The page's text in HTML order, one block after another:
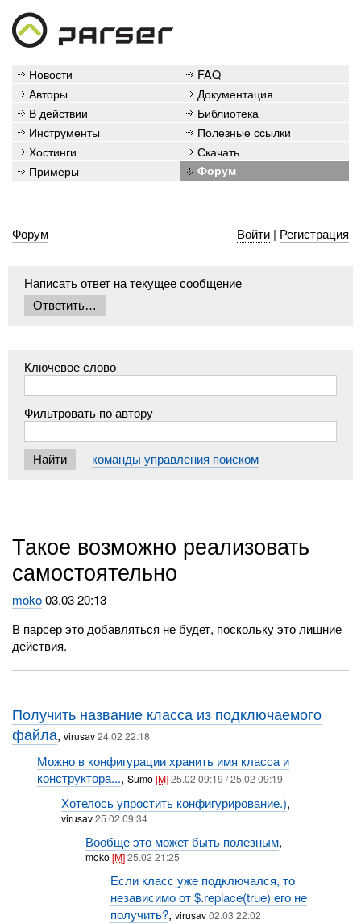
Новости
FAQ
Авторы
Документация
В действии
Библиотека
Инструменты
Полезные ссылки
Хостинги
Скачать
Примеры
Форум
Форум Войти| Регистрация
Написать ответ на текущее сообщение
Ключевое слово
Фильтровать по автору
команды управления поиском
Такое возможно реализовать
самостоятельно
moko03.03 20:13
В парсер это добавляться не будет, поскольку это лишние
действия.
Получить название класса из подключаемого
файла,virusav24.02 22:18
Можно в конфигурации хранить имя класса и
конструктора..., Sumo[M] 25.02 09:19 / 25.02 09:19
Хотелось упростить конфигурирование.),
virusav25.02 09:34
Вообще это может быть полезным,
moko[M]25.02 21:25
Если класс уже подключался, то
независимо от $.replace(true) его не
получить?, virusav02.03 22:02